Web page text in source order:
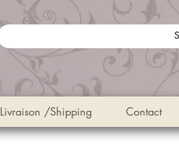
Livraison /Shipping Contact